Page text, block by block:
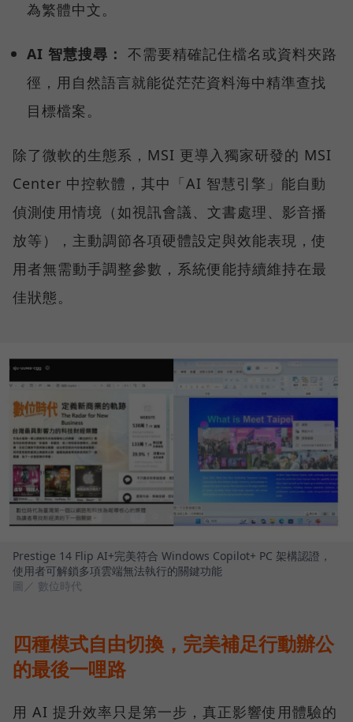
為繁體中文。
AI 智慧搜尋： 不需要精確記住檔名或資料夾路
徑，用自然語言就能從茫茫資料海中精準查找
目標檔案。
除了微軟的生態系，MSI 更導入獨家研發的 MSI
Center 中控軟體，其中「AI 智慧引擎」能自動
偵測使用情境（如視訊會議、文書處理、影音播
放等），主動調節各項硬體設定與效能表現，使
用者無需動手調整參數，系統便能持續維持在最
佳狀態。
Prestige 14 Flip AI+完美符合 Windows Copilot+ PC 架構認證，
使用者可解鎖多項雲端無法執行的關鍵功能
圖／ 數位時代
四種模式自由切換，完美補足行動辦公
的最後一哩路
用 AI 提升效率只是第一步，真正影響使用體驗的